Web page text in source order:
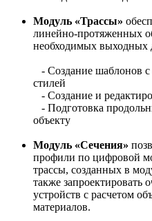
Модуль «Трассы»
линейно-протяженных
необходимых выходных
- Создание шаблонов
стилей
- Создание и
- Подготовка
объекту
Модуль «Сечения»
профили по цифровой
трассы, созданных в
также запроектировать
устройств с расчетом
материалов.